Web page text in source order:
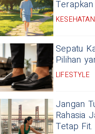
KESEHATAN
Sepatu
Pilihan
LIFESTYLE
Jangan
Rahasia
Tetap Fit.